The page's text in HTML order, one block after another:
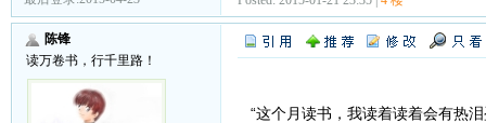
陈锋
读万卷书，行千里路！
“这个月读书，我读着读着会有热